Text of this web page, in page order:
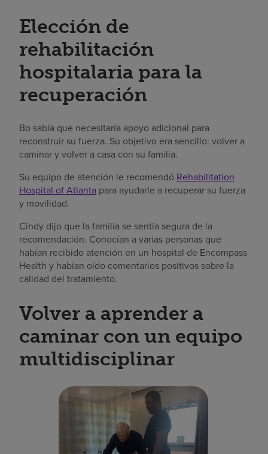
Elección de
rehabilitación
hospitalaria para la
recuperación
Bo sabía que necesitaría apoyo adicional para
reconstruir su fuerza. Su objetivo era sencillo: volver a
caminar y volver a casa con su familia.
Su equipo de atención le recomendó Rehabilitation
Hospital of Atlanta para ayudarle a recuperar su fuerza
y movilidad.
Cindy dijo que la familia se sentía segura de la
recomendación. Conocían a varias personas que
habían recibido atención en un hospital de Encompass
Health y habían oído comentarios positivos sobre la
calidad del tratamiento.
Volver a aprender a
caminar con un equipo
multidisciplinar